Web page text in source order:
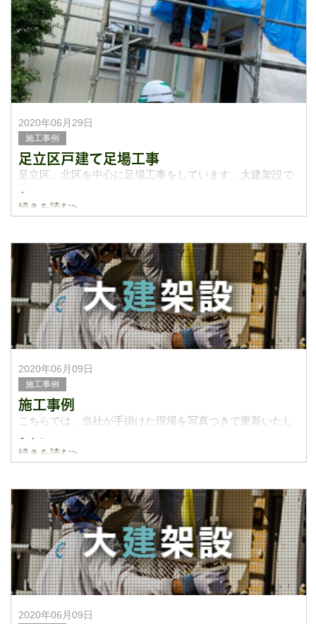
お客様宅がお
2020年06月29日
施工事例
足立区戸建て足場工事
足立区、北区を中心に足場工事をしています、大建架設で
続きを読む>
2020年06月09日
施工事例
施工事例
こちらでは、当社が手掛けた現場を写真つきで更新いたし
続きを読む>
2020年06月09日